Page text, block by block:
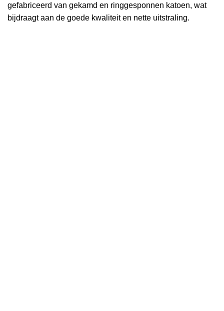
gefabriceerd van gekamd en ringgesponnen katoen, wat
bijdraagt aan de goede kwaliteit en nette uitstraling.